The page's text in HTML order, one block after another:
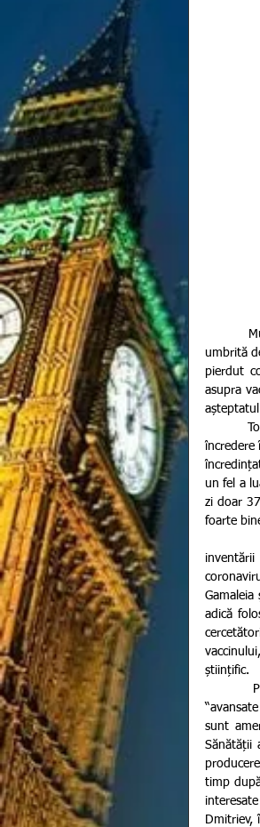
umbrită
pierdut
asupra
așteptatul
        Totuși, în partea cealaltă a lumii, președintele rus, Vladimir Putin a încurajat oamenii să aibă
încredere
un fel a
zi doar
foarte
inventării
adică
științific.
sunt
Sănătății
timp
Dmitriev,